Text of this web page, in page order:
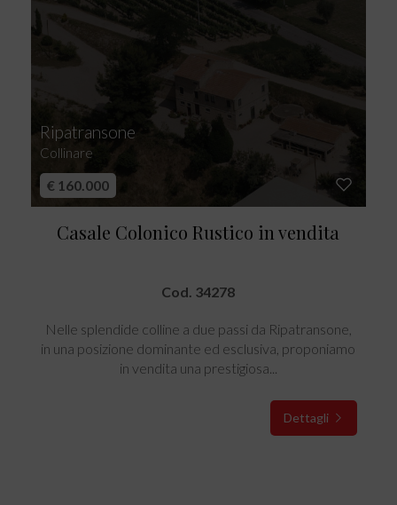
Ripatransone
Collinare
€ 160.000
Casale Colonico Rustico in vendita
Cod. 34278
Nelle splendide colline a due passi da Ripatransone,
in una posizione dominante ed esclusiva, proponiamo
in vendita una prestigiosa...
Dettagli